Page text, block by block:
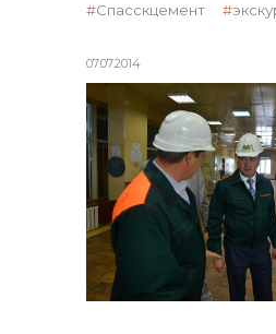
реализация
контакты отдела
07.07.2014
Спасскцемент